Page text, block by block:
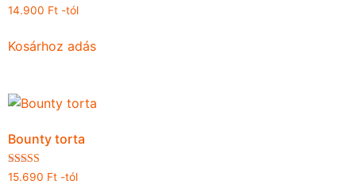
Értékelés:
4.86
14.900 Ft -tól
Kosárhoz adás
Bounty torta
Értékelés:
4.93
15.690 Ft -tól